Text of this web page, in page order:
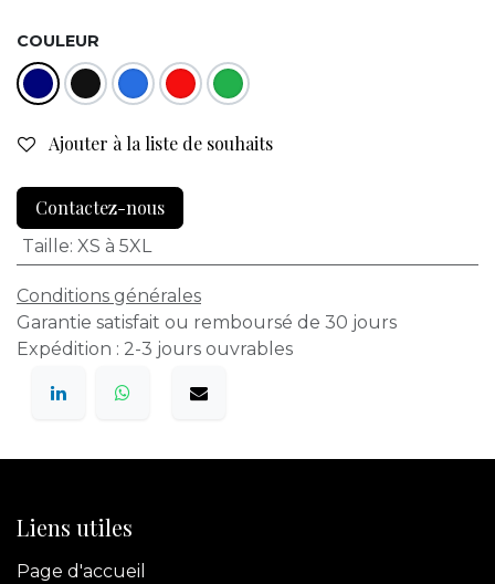
COULEUR
Ajouter à la liste de souhaits
Contactez-nous
Taille: XS à 5XL
Conditions générales
Garantie satisfait ou remboursé de 30 jours
Expédition : 2-3 jours ouvrables
Liens utiles
Page d'accueil